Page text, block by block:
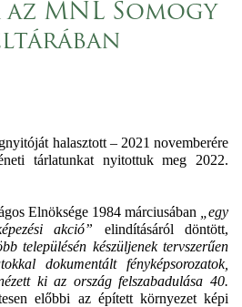
MNL Somogy
halasztott – 2021 novemberére
tárlatunkat nyitottuk meg 2022.
Elnöksége 1984 márciusában
„egy
akció” elindításáról döntött,
településén készüljenek tervszerűen
dokumentált fényképsorozatok,
ki az ország felszabadulása 40.
előbbi az épített környezet képi